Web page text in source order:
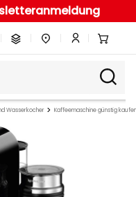
Wasserkocher Kaffeemaschine günstig kaufen